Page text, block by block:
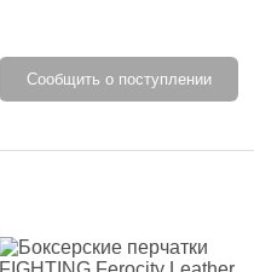
Сообщить о поступлении